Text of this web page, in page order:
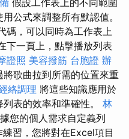
假設工作表上的不同範圍
公式來調整所有默認值。
碼，可以同時為工作表上
下一頁上，點擊播放列表
證照 美容撥筋 台胞證 辦
將歌曲拉到所需的位置來重
絡調理 將這些知識應用於
表的效率和準確性。 林
您的個人需求自定義列
練習，您將對在Excel項目